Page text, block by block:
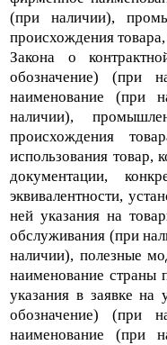
(при наличии),
происхождения
Закона о
обозначение) (при
наименование (при
наличии),
происхождения
использования товар,
документации,
эквивалентности,
ней указания на
обслуживания (при
наличии), полезные
наименование страны
указания в заявке на
обозначение) (при
наименование (при